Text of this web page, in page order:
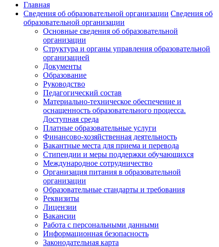
Главная
Сведения об образовательной организации Сведения об
образовательной организации
Основные сведения об образовательной
организации
Структура и органы управления образовательной
организацией
Документы
Образование
Руководство
Педагогический состав
Материально-техническое обеспечение и
оснащенность образовательного процесса.
Доступная среда
Платные образовательные услуги
Финансово-хозяйственная деятельность
Вакантные места для приема и перевода
Стипендии и меры поддержки обучающихся
Международное сотрудничество
Организация питания в образовательной
организации
Образовательные стандарты и требования
Реквизиты
Лицензии
Вакансии
Работа с персональными данными
Информационная безопасность
Законодательная карта